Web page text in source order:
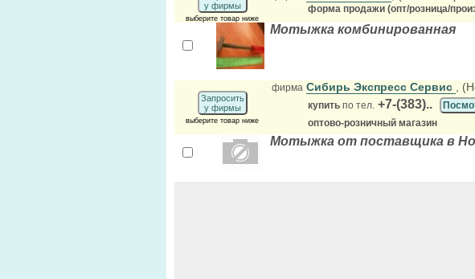
у фирмы
выберите товар ниже
форма продажи (опт/розница/
Мотыжка комбинированная
Запросить
у фирмы
выберите товар ниже
фирма Сибирь Экспресс Сервис ,
купить по тел. +7-(383)..
оптово-розничный магазин
Мотыжка от поставщика в